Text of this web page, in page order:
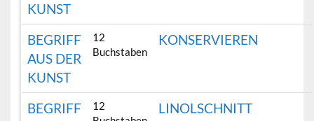
KUNST
BEGRIFF
AUS DER
KUNST
12
Buchstaben
KONSERVIEREN
BEGRIFF
12
LINOLSCHNITT